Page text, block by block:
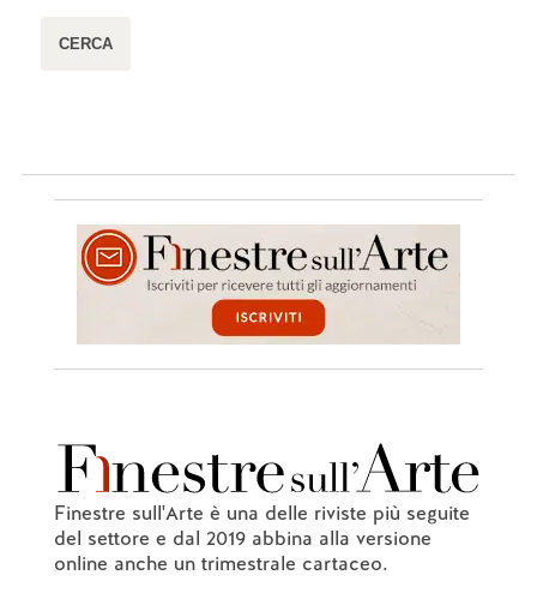
Finestre sull'Arte è una delle riviste più seguite
del settore e dal 2019 abbina alla versione
online anche un trimestrale cartaceo.